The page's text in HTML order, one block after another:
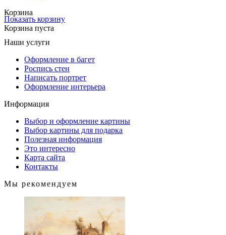
Корзина
Показать корзину
Корзина пуста
Наши услуги
Оформление в багет
Роспись стен
Написать портрет
Оформление интерьера
Информация
Выбор и оформление картины
Выбор картины для подарка
Полезная информация
Это интересно
Карта сайта
Контакты
Мы рекомендуем